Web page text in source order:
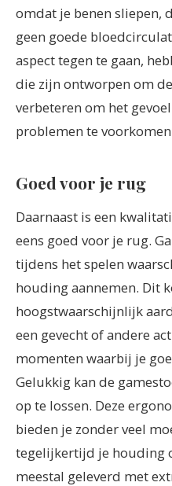
omdat je benen sliepen,
geen goede
aspect tegen te gaan,
die zijn ontworpen om
verbeteren om het
problemen te
Goed voor je rug
Daarnaast is een
eens goed voor je rug.
tijdens het spelen
houding aannemen. Dit
hoogstwaarschijnlijk
een gevecht of andere
momenten waarbij je
Gelukkig kan de
op te lossen. Deze
bieden je zonder veel
tegelijkertijd je houding
meestal geleverd met